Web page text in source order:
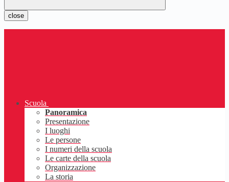
close
Scuola
Panoramica
Presentazione
I luoghi
Le persone
I numeri della scuola
Le carte della scuola
Organizzazione
La storia